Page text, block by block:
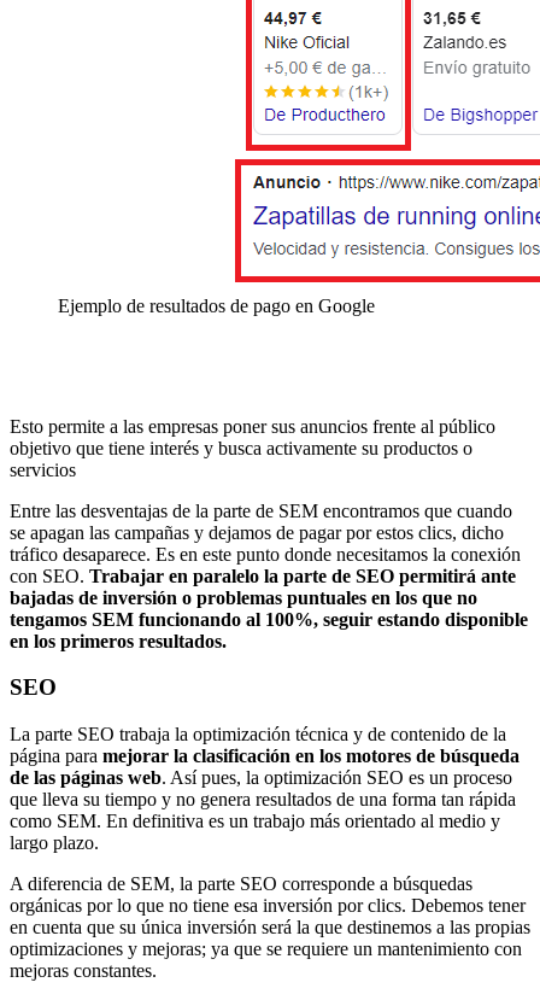
Ejemplo de resultados de pago en Google
Esto permite a las empresas poner sus anuncios frente al público
objetivo que tiene interés y busca activamente su productos o
servicios
Entre las desventajas de la parte de SEM encontramos que cuando
se apagan las campañas y dejamos de pagar por estos clics, dicho
tráfico desaparece. Es en este punto donde necesitamos la conexión
con SEO. Trabajar en paralelo la parte de SEO permitirá ante
bajadas de inversión o problemas puntuales en los que no
tengamos SEM funcionando al 100%, seguir estando disponible
en los primeros resultados.
SEO
La parte SEO trabaja la optimización técnica y de contenido de la
página para mejorar la clasificación en los motores de búsqueda
de las páginas web. Así pues, la optimización SEO es un proceso
que lleva su tiempo y no genera resultados de una forma tan rápida
como SEM. En definitiva es un trabajo más orientado al medio y
largo plazo.
A diferencia de SEM, la parte SEO corresponde a búsquedas
orgánicas por lo que no tiene esa inversión por clics. Debemos tener
en cuenta que su única inversión será la que destinemos a las propias
optimizaciones y mejoras; ya que se requiere un mantenimiento con
mejoras constantes.